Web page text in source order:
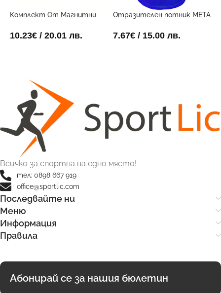
Комплект От Магнитни
10.23€ / 20.01 лв.
Отразителен потник META
7.67€/ 15.00 лв.
Всичко за спортна на едно място!
тел: 0898 667 919
office@sportlic.com
Последвайте ни
Меню
Информация
Правила
Абонирай се за нашия бюлетин